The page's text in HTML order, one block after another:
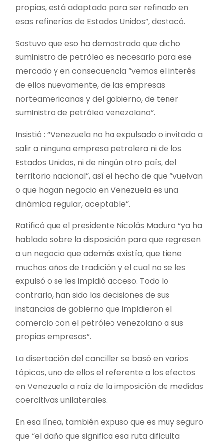
propias, está adaptado para ser refinado en
esas refinerías de Estados Unidos”, destacó.
Sostuvo que eso ha demostrado que dicho
suministro de petróleo es necesario para ese
mercado y en consecuencia “vemos el interés
de ellos nuevamente, de las empresas
norteamericanas y del gobierno, de tener
suministro de petróleo venezolano”.
Insistió : “Venezuela no ha expulsado o invitado a
salir a ninguna empresa petrolera ni de los
Estados Unidos, ni de ningún otro país, del
territorio nacional”, así el hecho de que “vuelvan
o que hagan negocio en Venezuela es una
dinámica regular, aceptable”.
Ratificó que el presidente Nicolás Maduro “ya ha
hablado sobre la disposición para que regresen
a un negocio que además existía, que tiene
muchos años de tradición y el cual no se les
expulsó o se les impidió acceso. Todo lo
contrario, han sido las decisiones de sus
instancias de gobierno que impidieron el
comercio con el petróleo venezolano a sus
propias empresas”.
La disertación del canciller se basó en varios
tópicos, uno de ellos el referente a los efectos
en Venezuela a raíz de la imposición de medidas
coercitivas unilaterales.
En esa línea, también expuso que es muy seguro
que “el daño que significa esa ruta dificulta